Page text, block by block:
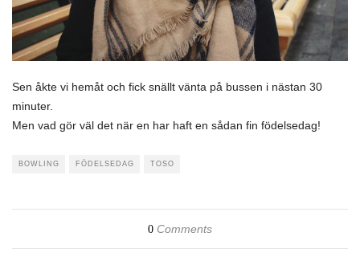
Sen åkte vi hemåt och fick snällt vänta på bussen i nästan 30
minuter.
Men vad gör väl det när en har haft en sådan fin födelsedag!
BOWLING FÖDELSEDAG TOSO
0 Comments